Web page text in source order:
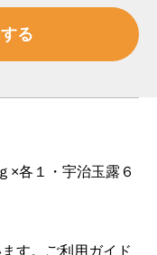
×各１・宇治玉露６
す。ご利用ガイド